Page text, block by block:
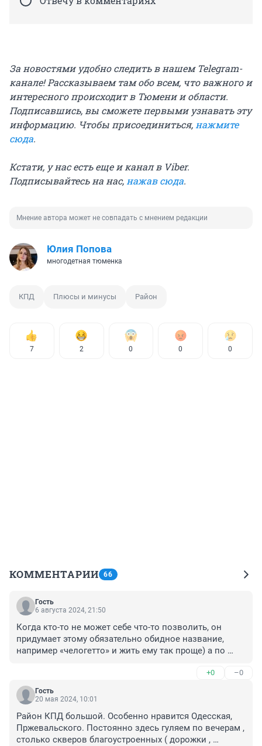
За новостями удобно следить в нашем Telegram-
канале! Рассказываем там обо всем, что важного и
интересного происходит в Тюмени и области.
Подписавшись, вы сможете первыми узнавать эту
информацию. Чтобы присоединиться,нажмите
сюда.
Кстати, у нас есть еще и канал в Viber.
Подписывайтесь на нас,нажав сюда.
Мнение автора может не совпадать с мнением редакции
Юлия Попова
многодетная тюменка
КПД Плюсы и минусы Район
7 2 0 0 0
КОММЕНТАРИИ 66
Гость
6 августа 2024, 21:50
Когда кто-то не может себе что-то позволить, он
придумает этому обязательно обидное название,
например «челогетто» и жить ему так проще) а по
зеленые, потому что деревья там взрослые, так и в
новых нормальных районах будет, через несколько
лет, а вот алкаши, которых в этом районе видишь
потом алкашами станут их преемники, так что…
+0 –0
Гость
20 мая 2024, 10:01
Район КПД большой. Особенно нравится Одесская,
Пржевальского. Постоянно здесь гуляем по вечерам ,
столько скверов благоустроенных ( дорожки ,